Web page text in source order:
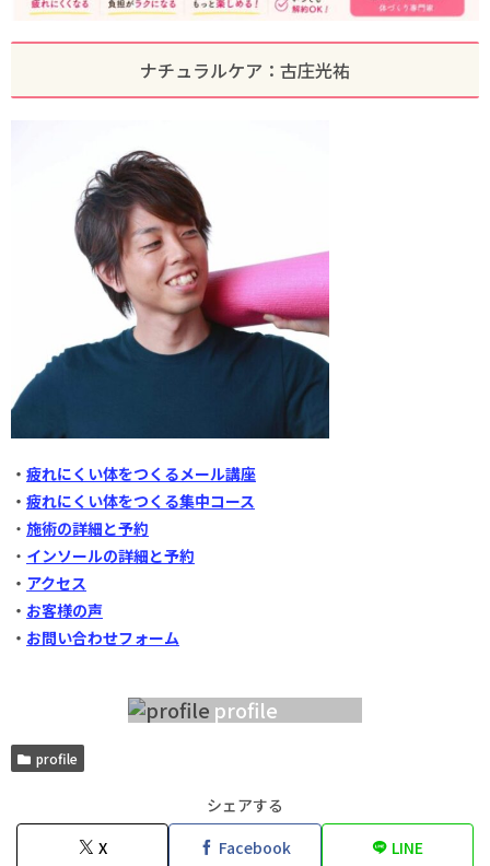
ナチュラルケア：古庄光祐
・ 疲れにくい体をつくるメール講座
・ 疲れにくい体をつくる集中コース
・ 施術の詳細と予約
・ インソールの詳細と予約
・ アクセス
・ お客様の声
・ お問い合わせフォーム
profile
profile
シェアする
X
Facebook LINE